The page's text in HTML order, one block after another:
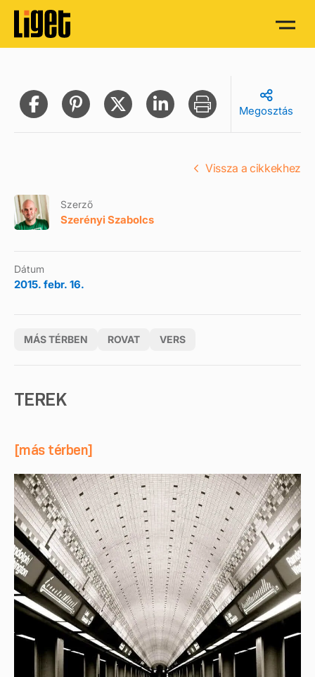
Megosztás
Szerző
Szerényi Szabolcs
Dátum
2015. febr. 16.
MÁS TÉRBEN ROVAT VERS
Vissza a cikkekhez
TEREK
[más térben]